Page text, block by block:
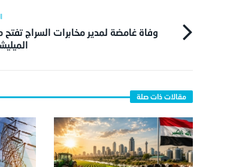
وفاة غامضة لمدير مخابرات السراج